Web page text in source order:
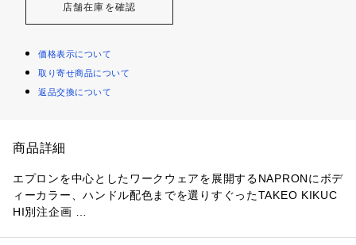
店舗在庫を確認
価格表示について
取り寄せ商品について
返品交換について
商品詳細
エプロンを中心としたワークウェアを展開するNAPRONにボデ
ィーカラー、ハンドル配色までを選りすぐったTAKEO KIKUC
HI別注企画